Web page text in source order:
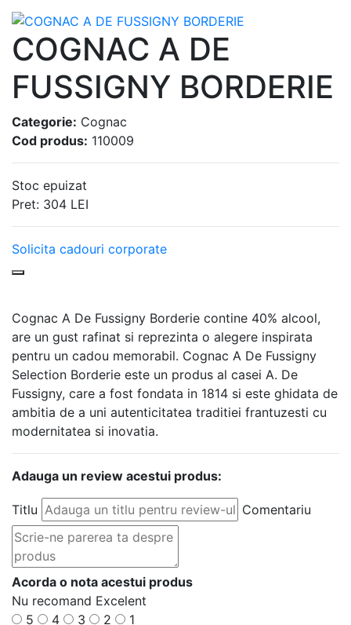
COGNAC A DE
FUSSIGNY BORDERIE
Categorie: Cognac
Cod produs: 110009
Stoc epuizat
Pret: 304 LEI
Solicita cadouri corporate
Cognac A De Fussigny Borderie contine 40% alcool,
are un gust rafinat si reprezinta o alegere inspirata
pentru un cadou memorabil. Cognac A De Fussigny
Selection Borderie este un produs al casei A. De
Fussigny, care a fost fondata in 1814 si este ghidata de
ambitia de a uni autenticitatea traditiei frantuzesti cu
modernitatea si inovatia.
Adauga un review acestui produs:
Titlu Comentariu
Acorda o nota acestui produs
Nu recomand Excelent
5
4 3 2 1